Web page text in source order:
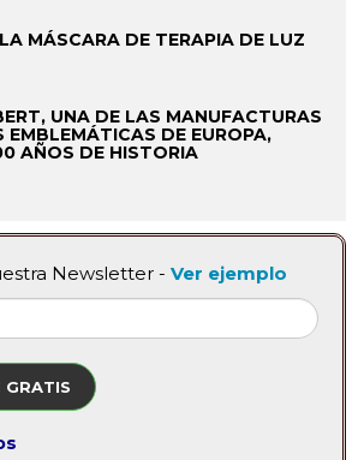
MÁSCARA DE TERAPIA DE LUZ
UNA DE LAS MANUFACTURAS
EMBLEMÁTICAS DE EUROPA,
AÑOS DE HISTORIA
Newsletter - Ver ejemplo
GRATIS